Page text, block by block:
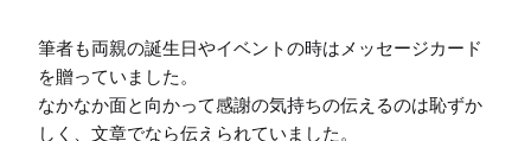
筆者も両親の誕生日やイベントの時はメッセージカード
を贈っていました。
なかなか面と向かって感謝の気持ちの伝えるのは恥ずか
しく、文章でなら伝えられていました。